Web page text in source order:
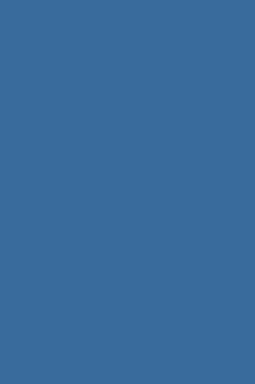
Bór, Biały Dunajec,